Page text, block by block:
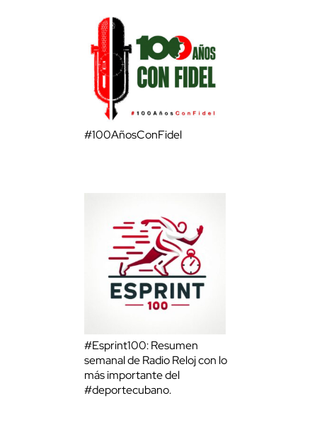
#100AñosConFidel
#Esprint100: Resumen
semanal de Radio Reloj con lo
más importante del
#deportecubano.